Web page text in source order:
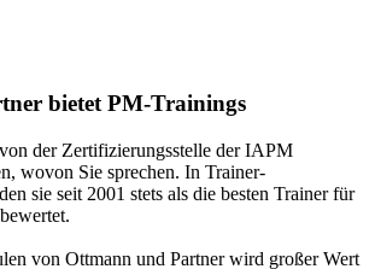
bietet PM-Trainings
der Zertifizierungsstelle der IAPM
wovon Sie sprechen. In Trainer-
sie seit 2001 stets als die besten Trainer für
von Ottmann und Partner wird großer Wert